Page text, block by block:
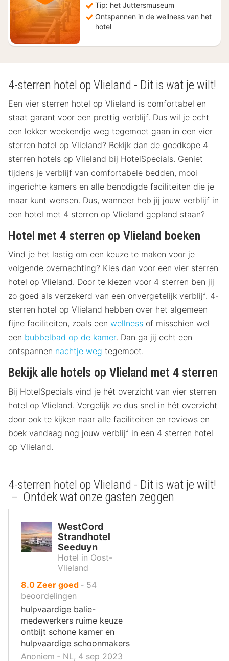
Tip: het Juttersmuseum
Ontspannen in de wellness van het
hotel
4-sterren hotel op Vlieland - Dit is wat je wilt!
Een vier sterren hotel op Vlieland is comfortabel en
staat garant voor een prettig verblijf. Dus wil je echt
een lekker weekendje weg tegemoet gaan in een vier
sterren hotel op Vlieland? Bekijk dan de goedkope 4
sterren hotels op Vlieland bij HotelSpecials. Geniet
tijdens je verblijf van comfortabele bedden, mooi
ingerichte kamers en alle benodigde faciliteiten die je
maar kunt wensen. Dus, wanneer heb jij jouw verblijf in
een hotel met 4 sterren op Vlieland gepland staan?
Hotel met 4 sterren op Vlieland boeken
Vind je het lastig om een keuze te maken voor je
volgende overnachting? Kies dan voor een vier sterren
hotel op Vlieland. Door te kiezen voor 4 sterren ben jij
zo goed als verzekerd van een onvergetelijk verblijf. 4-
sterren hotel op Vlieland hebben over het algemeen
fijne faciliteiten, zoals een wellness of misschien wel
een bubbelbad op de kamer. Dan ga jij echt een
ontspannen nachtje weg tegemoet.
Bekijk alle hotels op Vlieland met 4 sterren
Bij HotelSpecials vind je hét overzicht van vier sterren
hotel op Vlieland. Vergelijk ze dus snel in hét overzicht
door ook te kijken naar alle faciliteiten en reviews en
boek vandaag nog jouw verblijf in een 4 sterren hotel
op Vlieland.
4-sterren hotel op Vlieland - Dit is wat je wilt!
– Ontdek wat onze gasten zeggen
WestCord
Strandhotel
Seeduyn
Hotel in Oost-
Vlieland
8.0uit
10
,
Zeer goed ‐ 54
beoordelingen
hulpvaardige balie-
medewerkers ruime keuze
ontbijt schone kamer en
hulpvaardige schoonmakers
Anoniem ‐ NL, 4 sep 2023